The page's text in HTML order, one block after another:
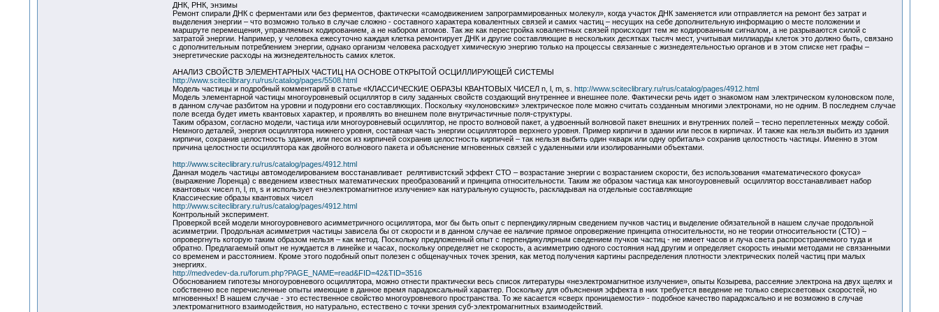
ДНК, РНК, энзимы
Ремонт спирали ДНК с ферментами или без ферментов, фактически «самодвижением запрограммированных молекул», когда участок ДНК заменяется или отправляется на ремонт без затрат и
выделения энергии – что возможно только в случае сложно - составного характера ковалентных связей и самих частиц – несущих на себе дополнительную информацию о месте положении и
маршруте перемещения, управляемых кодированием, а не набором атомов. Так же как перестройка ковалентных связей происходит тем же кодированным сигналом, а не разрываются силой с
затратой энергии. Например, у человека ежесуточно каждая клетка ремонтирует ДНК и другие составляющие в нескольких десятках тысяч мест, учитывая миллиарды клеток это должно быть, связано
с дополнительным потреблением энергии, однако организм человека расходует химическую энергию только на процессы связанные с жизнедеятельностью органов и в этом списке нет графы –
энергетические расходы на жизнедеятельность самих клеток.
АНАЛИЗ СВОЙСТВ ЭЛЕМЕНТАРНЫХ ЧАСТИЦ НА ОСНОВЕ ОТКРЫТОЙ ОСЦИЛЛИРУЮЩЕЙ СИСТЕМЫ
http://www.sciteclibrary.ru/rus/catalog/pages/5508.html
Модель частицы и подробный комментарий в статье «КЛАССИЧЕСКИЕ ОБРАЗЫ КВАНТОВЫХ ЧИСЕЛ n, l, m, s.
http://www.sciteclibrary.ru/rus/catalog/pages/4912.html
Модель элементарной частицы многоуровневый осциллятор в силу заданных свойств создающий внутреннее и внешнее поле. Фактически речь идет о знакомом нам электрическом кулоновском поле,
в данном случае разбитом на уровни и подуровни его составляющих. Поскольку «кулоновским» электрическое поле можно считать созданным многими электронами, но не одним. В последнем случае
поле всегда будет иметь квантовых характер, и проявлять во внешнем поле внутричастичные поля-структуры.
Таким образом, согласно модели, частица или многоуровневый осциллятор, не просто волновой пакет, а удвоенный волновой пакет внешних и внутренних полей – тесно переплетенных между собой.
Немного деталей, энергия осциллятора нижнего уровня, составная часть энергии осцилляторов верхнего уровня. Пример кирпичи в здании или песок в кирпичах. И также как нельзя выбить из здания
кирпичи, сохранив целостность здания, или песок из кирпичей сохранив целостность кирпичей – так нельзя выбить один «кварк или одну орбиталь» сохранив целостность частицы. Именно в этом
причина целостности осциллятора как двойного волнового пакета и объяснение мгновенных связей с удаленными или изолированными объектами.
http://www.sciteclibrary.ru/rus/catalog/pages/4912.html
Данная модель частицы автомоделированием восстанавливает релятивистский эффект СТО – возрастание энергии с возрастанием скорости, без использования «математического фокуса»
(выражение Лоренца) с введением известных математических преобразований и принципа относительности. Таким же образом частица как многоуровневый осциллятор восстанавливает набор
квантовых чисел n, l, m, s и использует «неэлектромагнитное излучение» как натуральную сущность, раскладывая на отдельные составляющие
Классические образы квантовых чисел
http://www.sciteclibrary.ru/rus/catalog/pages/4912.html
Контрольный эксперимент.
Проверкой всей модели многоуровневого асимметричного осциллятора, мог бы быть опыт с перпендикулярным сведением пучков частиц и выделение обязательной в нашем случае продольной
асимметрии. Продольная асимметрия частицы зависела бы от скорости и в данном случае ее наличие прямое опровержение принципа относительности, но не теории относительности (СТО) –
опровергнуть которую таким образом нельзя – как метод. Поскольку предложенный опыт с перпендикулярным сведением пучков частиц - не имеет часов и луча света распространяемого туда и
обратно. Предлагаемый опыт не нуждается в линейке и часах, поскольку определяет не скорость, а асимметрию одного состояния над другим и определяет скорость иными методами не связанными
со временем и расстоянием. Кроме этого подобный опыт полезен с общенаучных точек зрения, как метод получения картины распределения плотности электрических полей частиц при малых
энергиях.
http://medvedev-da.ru/forum.php?PAGE_NAME=read&FID=42&TID=3516
Обоснованием гипотезы многоуровневого осциллятора, можно отнести практически весь список литературы «неэлектромагнитное излучение», опыты Козырева, рассеяние электрона на двух щелях и
собственно все перечисленные опыты имеющие в данное время парадоксальный характер. Поскольку для объяснения эффекта в них требуется введение не только сверхсветовых скоростей, но
мгновенных! В нашем случае - это естественное свойство многоуровневого пространства. То же касается «сверх проницаемости» - подобное качество парадоксально и не возможно в случае
электромагнитного взаимодействия, но натурально, естествено с точки зрения суб-электромагнитных взаимодействий.